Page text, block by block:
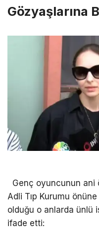
Gözyaşlarına
Genç oyuncunun ani
Adli Tıp Kurumu önüne
olduğu o anlarda ünlü
ifade etti: